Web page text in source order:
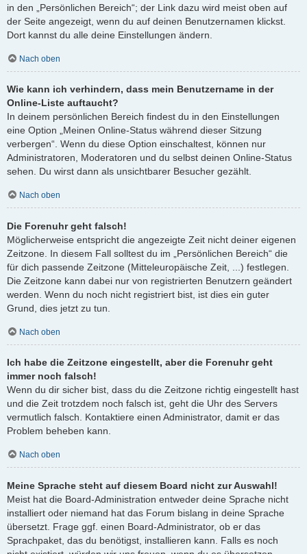
in den „Persönlichen Bereich“; der Link dazu wird meist oben auf
der Seite angezeigt, wenn du auf deinen Benutzernamen klickst.
Dort kannst du alle deine Einstellungen ändern.
Nach oben
Wie kann ich verhindern, dass mein Benutzername in der
Online-Liste auftaucht?
In deinem persönlichen Bereich findest du in den Einstellungen
eine Option „Meinen Online-Status während dieser Sitzung
verbergen“. Wenn du diese Option einschaltest, können nur
Administratoren, Moderatoren und du selbst deinen Online-Status
sehen. Du wirst dann als unsichtbarer Besucher gezählt.
Nach oben
Die Forenuhr geht falsch!
Möglicherweise entspricht die angezeigte Zeit nicht deiner eigenen
Zeitzone. In diesem Fall solltest du im „Persönlichen Bereich“ die
für dich passende Zeitzone (Mitteleuropäische Zeit, ...) festlegen.
Die Zeitzone kann dabei nur von registrierten Benutzern geändert
werden. Wenn du noch nicht registriert bist, ist dies ein guter
Grund, dies jetzt zu tun.
Nach oben
Ich habe die Zeitzone eingestellt, aber die Forenuhr geht
immer noch falsch!
Wenn du dir sicher bist, dass du die Zeitzone richtig eingestellt hast
und die Zeit trotzdem noch falsch ist, geht die Uhr des Servers
vermutlich falsch. Kontaktiere einen Administrator, damit er das
Problem beheben kann.
Nach oben
Meine Sprache steht auf diesem Board nicht zur Auswahl!
Meist hat die Board-Administration entweder deine Sprache nicht
installiert oder niemand hat das Forum bislang in deine Sprache
übersetzt. Frage ggf. einen Board-Administrator, ob er das
Sprachpaket, das du benötigst, installieren kann. Falls es noch